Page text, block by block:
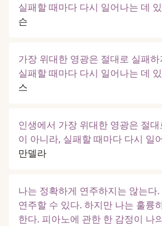
실패할 때마다 다시 일어나는 데
슨
가장 위대한 영광은 절대로 실패
실패할 때마다 다시 일어나는 데
스
인생에서 가장 위대한 영광은 절
이 아니라, 실패할 때마다 다시 일
만델라
나는 정확하게 연주하지는 않는다
연주할 수 있다. 하지만 나는 훌륭
한다. 피아노에 관한 한 감정이 나